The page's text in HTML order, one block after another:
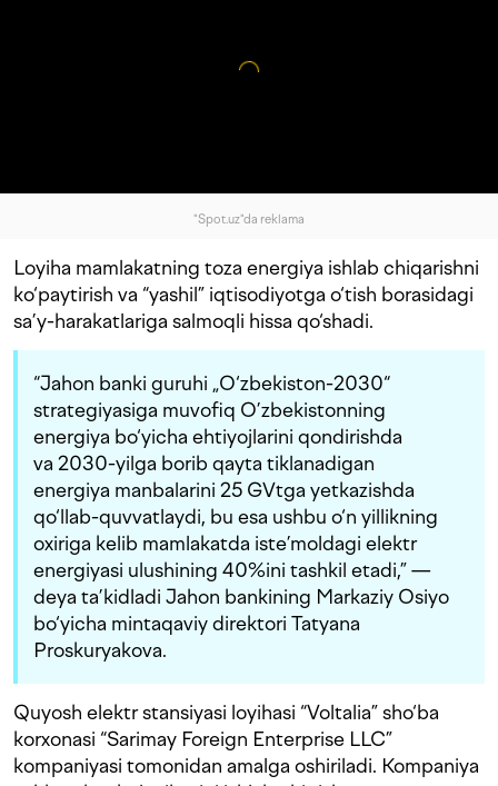
"Spot.uz"da reklama
Loyiha mamlakatning toza energiya ishlab chiqarishni
ko‘paytirish va “yashil” iqtisodiyotga o‘tish borasidagi
sa’y-harakatlariga salmoqli hissa qo‘shadi.
“Jahon banki guruhi „O‘zbekiston-2030“
strategiyasiga muvofiq O’zbekistonning
energiya bo‘yicha ehtiyojlarini qondirishda
va 2030-yilga borib qayta tiklanadigan
energiya manbalarini 25 GVtga yetkazishda
qo‘llab-quvvatlaydi, bu esa ushbu o‘n yillikning
oxiriga kelib mamlakatda iste’moldagi elektr
energiyasi ulushining 40%ini tashkil etadi,” —
deya ta’kidladi Jahon bankining Markaziy Osiyo
bo‘yicha mintaqaviy direktori Tatyana
Proskuryakova.
Quyosh elektr stansiyasi loyihasi “Voltalia” sho‘ba
korxonasi “Sarimay Foreign Enterprise LLC”
kompaniyasi tomonidan amalga oshiriladi. Kompaniya